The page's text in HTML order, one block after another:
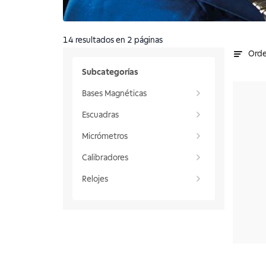
Subcategorías
Bases Magnéticas
Escuadras
Micrómetros
Calibradores
Relojes
14 resultados en 2 páginas